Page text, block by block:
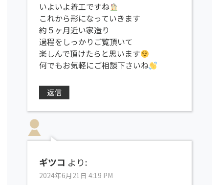
いよいよ着工ですね
これから形になっていきます
約５ヶ月近い家造り
過程をしっかりご覧頂いて
楽しんで頂けたらと思います
何でもお気軽にご相談下さいね
返信
ギツコ より:
2024年6月21日 4:19 PM